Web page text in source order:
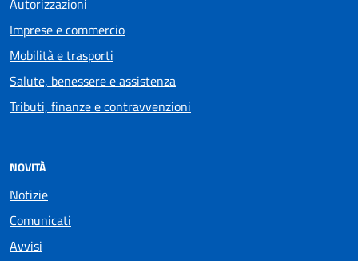
Autorizzazioni
Imprese e commercio
Mobilità e trasporti
Salute, benessere e assistenza
Tributi, finanze e contravvenzioni
NOVITÀ
Notizie
Comunicati
Avvisi